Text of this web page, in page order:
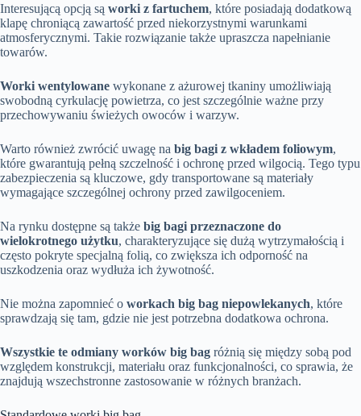
Interesującą opcją są worki z fartuchem, które posiadają dodatkową
klapę chroniącą zawartość przed niekorzystnymi warunkami
atmosferycznymi. Takie rozwiązanie także upraszcza napełnianie
towarów.
Worki wentylowane wykonane z ażurowej tkaniny umożliwiają
swobodną cyrkulację powietrza, co jest szczególnie ważne przy
przechowywaniu świeżych owoców i warzyw.
Warto również zwrócić uwagę na big bagi z wkładem foliowym,
które gwarantują pełną szczelność i ochronę przed wilgocią. Tego typu
zabezpieczenia są kluczowe, gdy transportowane są materiały
wymagające szczególnej ochrony przed zawilgoceniem.
Na rynku dostępne są także big bagi przeznaczone do
wielokrotnego użytku, charakteryzujące się dużą wytrzymałością i
często pokryte specjalną folią, co zwiększa ich odporność na
uszkodzenia oraz wydłuża ich żywotność.
Nie można zapomnieć o workach big bag niepowlekanych, które
sprawdzają się tam, gdzie nie jest potrzebna dodatkowa ochrona.
Wszystkie te odmiany worków big bag różnią się między sobą pod
względem konstrukcji, materiału oraz funkcjonalności, co sprawia, że
znajdują wszechstronne zastosowanie w różnych branżach.